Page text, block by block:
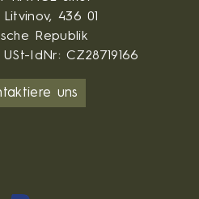
Litvinov, 436 01
Republik
IdNr: CZ28719166
uns